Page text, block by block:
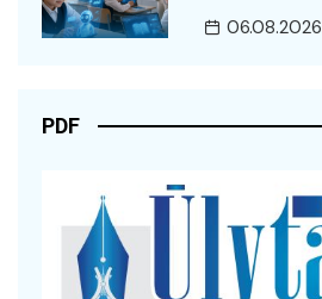
06.08.2026
PDF